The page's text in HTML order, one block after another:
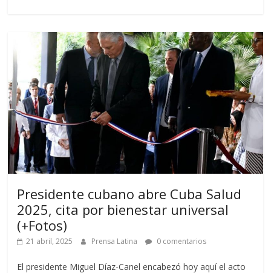
Presidente cubano abre Cuba Salud
2025, cita por bienestar universal
(+Fotos)
21 abril, 2025 Prensa Latina 0 comentarios
El presidente Miguel Díaz-Canel encabezó hoy aquí el acto